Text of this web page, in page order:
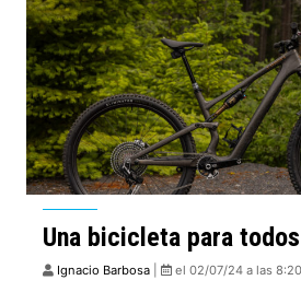
Una bicicleta para
Ignacio Barbosa el 02/07/24 a las